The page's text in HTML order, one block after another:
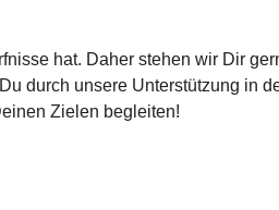
hat. Daher stehen wir Dir
durch unsere Unterstützung in
Zielen begleiten!